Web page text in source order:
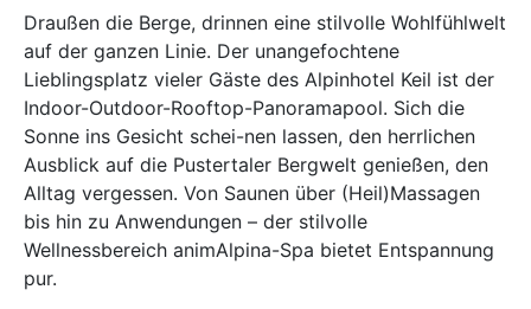
Draußen die Berge, drinnen eine stilvolle Wohlfühlwelt
auf der ganzen Linie. Der unangefochtene
Lieblingsplatz vieler Gäste des Alpinhotel Keil ist der
Indoor-Outdoor-Rooftop-Panoramapool. Sich die
Sonne ins Gesicht schei-nen lassen, den herrlichen
Ausblick auf die Pustertaler Bergwelt genießen, den
Alltag vergessen. Von Saunen über (Heil)Massagen
bis hin zu Anwendungen – der stilvolle
Wellnessbereich animAlpina-Spa bietet Entspannung
pur.